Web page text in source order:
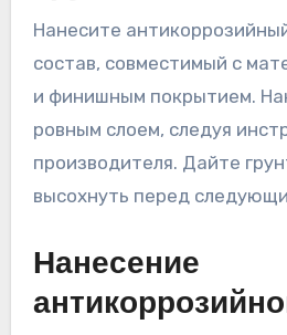
Нанесите
состав, совместимый с
и финишным покрытием.
ровным слоем, следуя
производителя. Дайте
высохнуть перед
Нанесение